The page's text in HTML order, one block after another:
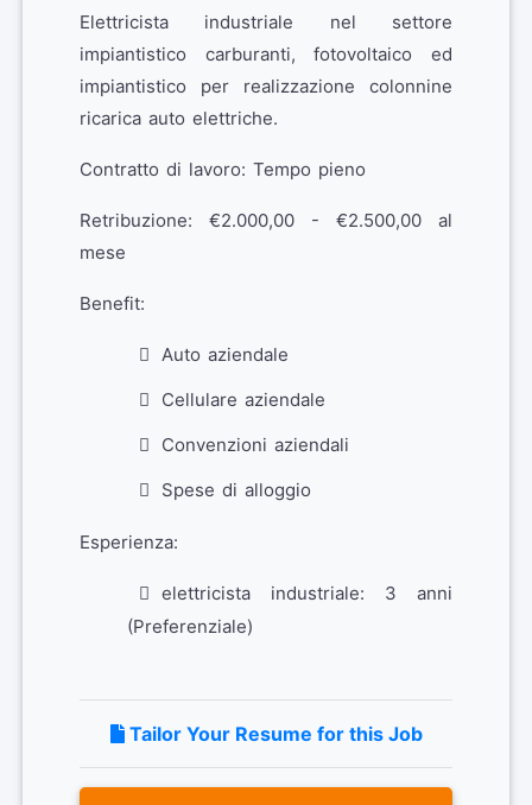
Elettricista industriale nel settore
impiantistico carburanti, fotovoltaico ed
impiantistico per realizzazione colonnine
ricarica auto elettriche.
Contratto di lavoro: Tempo pieno
Retribuzione: €2.000,00 - €2.500,00 al
mese
Benefit:
Auto aziendale
Cellulare aziendale
Convenzioni aziendali
Spese di alloggio
Esperienza:
elettricista industriale: 3 anni
(Preferenziale)
Tailor Your Resume for this Job